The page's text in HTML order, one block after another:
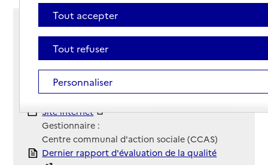
Rue Albert Piault
83130 - La Garde
Téléphone :
04 22 80 13 88
Contact
Site Internet
Site internet
Gestionnaire :
Centre communal d'action sociale (CCAS)
Rapport HAS
Dernier rapport d'évaluation de la qualité
Tout accepter
Tout refuser
Personnaliser